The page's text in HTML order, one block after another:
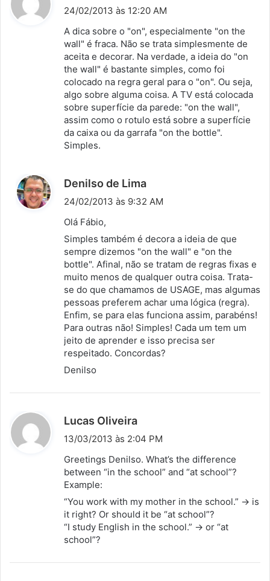
i
s
e
:
24/02/2013 às 12:20 AM
A dica sobre o "on", especialmente "on the
wall" é fraca. Não se trata simplesmente de
aceita e decorar. Na verdade, a ideia do "on
the wall" é bastante simples, como foi
colocado na regra geral para o "on". Ou seja,
algo sobre alguma coisa. A TV está colocada
sobre superfície da parede: "on the wall",
assim como o rotulo está sobre a superfície
da caixa ou da garrafa "on the bottle".
Simples.
Denilso de Lima
e
:
24/02/2013 às 9:32 AM
Olá Fábio,
Simples também é decora a ideia de que
sempre dizemos "on the wall" e "on the
bottle". Afinal, não se tratam de regras fixas e
muito menos de qualquer outra coisa. Trata-
se do que chamamos de USAGE, mas algumas
pessoas preferem achar uma lógica (regra).
Enfim, se para elas funciona assim, parabéns!
Para outras não! Simples! Cada um tem um
jeito de aprender e isso precisa ser
respeitado. Concordas?
Denilso
Lucas Oliveira
i
s
:
13/03/2013 às 2:04 PM
Greetings Denilso. What’s the difference
between “in the school” and “at school”?
Example:
“You work with my mother in the school.” → is
it right? Or should it be “at school”?
“I study English in the school.” → or “at
school”?